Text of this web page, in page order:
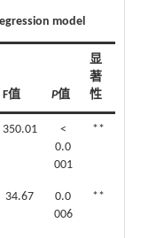
model
F值 P值
显
著
性
350.01
<
0.0
001
**
34.67
0.0
006
**